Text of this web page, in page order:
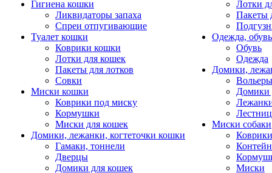
Гигиена кошки
Ликвидаторы запаха
Спреи отпугивающие
Туалет кошки
Коврики кошки
Лотки для кошек
Пакеты для лотков
Совки
Миски кошки
Коврики под миску
Кормушки
Миски для кошек
Домики, лежанки, когтеточки кошки
Гамаки, тоннели
Дверцы
Домики для кошек
Лотки
Пакеты
Одежда, обувь
Обувь
Одежда
Домики,
Домики
Миски собаки
Миски